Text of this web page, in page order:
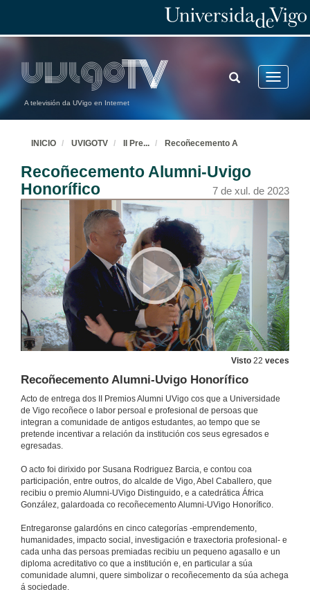
A televisión da UVigo en Internet
Toggle
TOGGLE
SEARCH
INICIO UVIGOTV II Pre... Recoñecemento A
Recoñecemento Alumni-Uvigo
Honorífico
7 de xul. de 2023
Visto 22 veces
Recoñecemento Alumni-Uvigo Honorífico
Acto de entrega dos II Premios Alumni UVigo cos que a Universidade
de Vigo recoñece o labor persoal e profesional de persoas que
integran a comunidade de antigos estudantes, ao tempo que se
pretende incentivar a relación da institución cos seus egresados e
egresadas.
O acto foi dirixido por Susana Rodriguez Barcia, e contou coa
participación, entre outros, do alcalde de Vigo, Abel Caballero, que
recibiu o premio Alumni-UVigo Distinguido, e a catedrática África
González, galardoada co recoñecemento Alumni-UVigo Honorífico.
Entregaronse galardóns en cinco categorías -emprendemento,
humanidades, impacto social, investigación e traxectoria profesional- e
cada unha das persoas premiadas recibiu un pequeno agasallo e un
diploma acreditativo co que a institución e, en particular a súa
comunidade alumni, quere simbolizar o recoñecemento da súa achega
á sociedade.
Entrega de premios e encontro ALUMNI-UVIGO 2023